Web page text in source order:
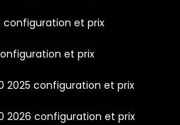
configuration et prix
et prix
2025 configuration et prix
2026 configuration et prix